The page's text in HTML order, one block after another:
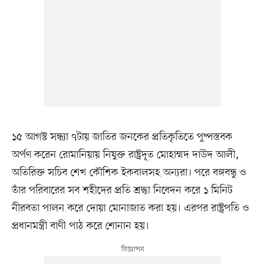
১৫ আগস্ট সন্ধ্যা ৭টায় জাতির জনকের প্রতিকৃতিতে পুষ্পস্তবক
অর্পণ করেন রোমানিয়ায় নিযুক্ত রাষ্ট্রদূত মোহাম্মদ দাউদ আলী,
অতিরিক্ত সচিব শেখ কৌশিক ইকবালসহ অন্যরা। পরে বঙ্গবন্ধু ও
তাঁর পরিবারের সব শহীদের প্রতি শ্রদ্ধা নিবেদন করে ১ মিনিট
নীরবতা পালন করে দোয়া মোনাজাত করা হয়। এরপর রাষ্ট্রপতি ও
প্রধানমন্ত্রী বাণী পাঠ করে শোনান হয়।